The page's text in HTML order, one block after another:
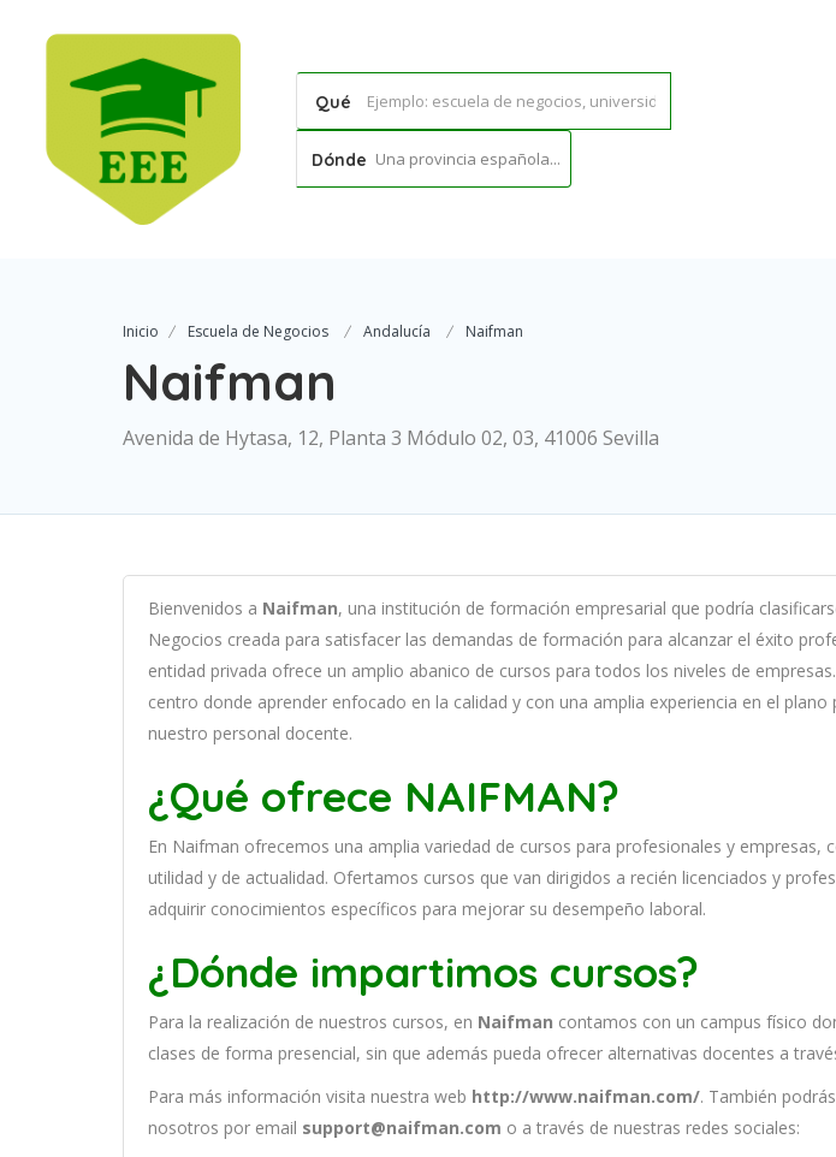
Qué
Dónde Una provincia española...
Inicio Escuela de Negocios Andalucía Naifman
Naifman
Avenida de Hytasa, 12, Planta 3 Módulo 02, 03, 41006 Sevilla
Bienvenidos a Naifman, una institución de formación empresarial que podría
Negocios creada para satisfacer las demandas de formación para alcanzar el éxito
entidad privada ofrece un amplio abanico de cursos para todos los niveles de empresas.
centro donde aprender enfocado en la calidad y con una amplia experiencia en el plano
nuestro personal docente.
¿Qué ofrece NAIFMAN?
En Naifman ofrecemos una amplia variedad de cursos para profesionales y empresas,
utilidad y de actualidad. Ofertamos cursos que van dirigidos a recién licenciados y
adquirir conocimientos específicos para mejorar su desempeño laboral.
¿Dónde impartimos cursos?
Para la realización de nuestros cursos, en Naifman contamos con un campus físico
clases de forma presencial, sin que además pueda ofrecer alternativas docentes a
Para más información visita nuestra web http://www.naifman.com/. También
nosotros por email support@naifman.com o a través de nuestras redes sociales: